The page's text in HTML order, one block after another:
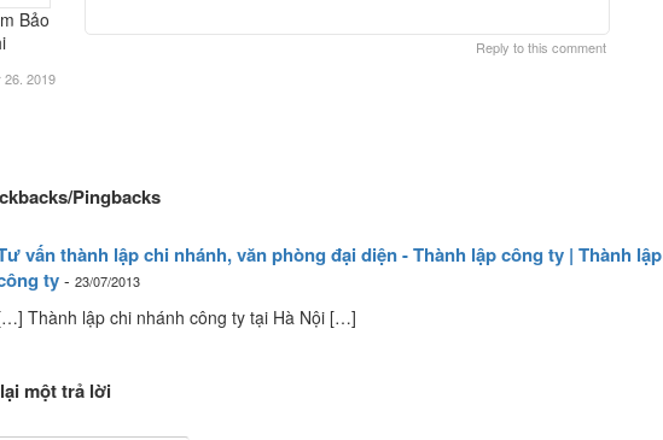
Bảo
26. 2019
Reply to this comment
Pingbacks
vấn thành lập chi nhánh, văn phòng đại diện - Thành lập công ty | Thành lập
ty- 23/07/2013
Thành lập chi nhánh công ty tại Hà Nội […]
một trả lời